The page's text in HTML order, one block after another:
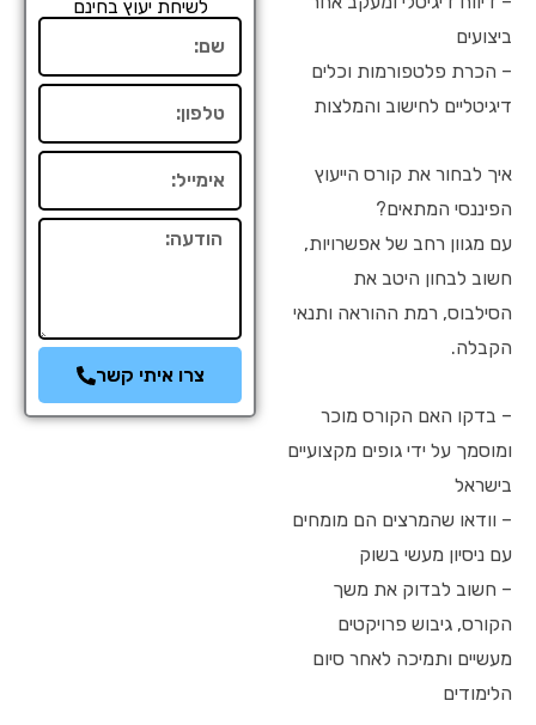
ביצועים
– הכרת פלטפורמות וכלים
דיגיטליים לחישוב והמלצות
איך לבחור את קורס הייעוץ
הפיננסי המתאים?
עם מגוון רחב של אפשרויות,
חשוב לבחון היטב את
הסילבוס, רמת ההוראה ותנאי
הקבלה.
– בדקו האם הקורס מוכר
ומוסמך על ידי גופים מקצועיים
בישראל
– וודאו שהמרצים הם מומחים
עם ניסיון מעשי בשוק
– חשוב לבדוק את משך
הקורס, גיבוש פרויקטים
מעשיים ותמיכה לאחר סיום
הלימודים
לשיחת יעוץ בחינם
הודעה
צרו איתי קשר